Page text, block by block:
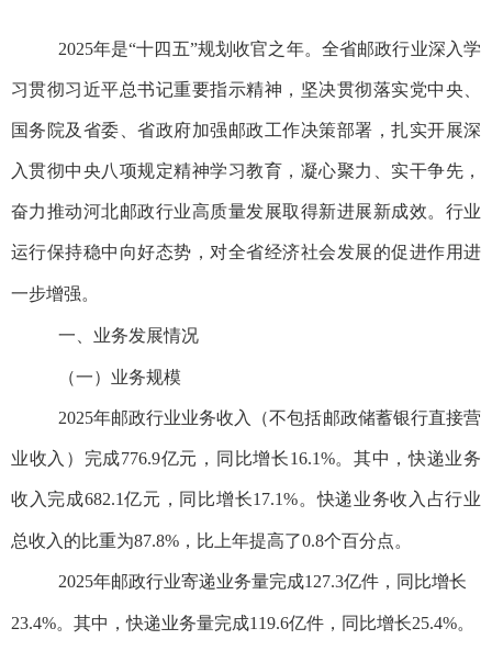
2025年是“十四五”规划收官之年。全省邮政行业深入学
习贯彻习近平总书记重要指示精神，坚决贯彻落实党中央、
国务院及省委、省政府加强邮政工作决策部署，扎实开展深
入贯彻中央八项规定精神学习教育，凝心聚力、实干争先，
奋力推动河北邮政行业高质量发展取得新进展新成效。行业
运行保持稳中向好态势，对全省经济社会发展的促进作用进
一步增强。
一、 业务发展情况
（一）业务规模
2025年邮政行业业务收入（不包括邮政储蓄银行直接营
业收入）完成776.9亿元，同比增长16.1%。其中，快递业务
收入完成682.1亿元，同比增长17.1%。快递业务收入占行业
总收入的比重为87.8%，比上年提高了0.8个百分点。
2025年邮政行业寄递业务量完成127.3亿件，同比增长
23.4%。其中，快递业务量完成119.6亿件，同比增长25.4%。